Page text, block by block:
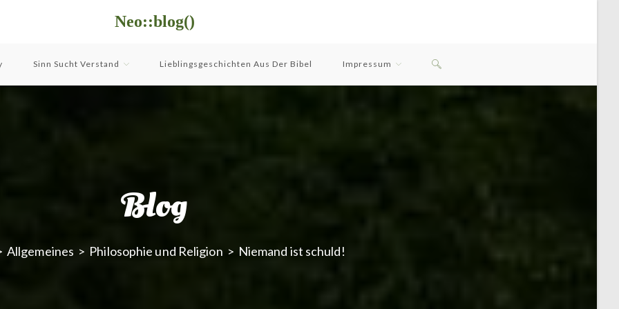
Neo::blog()
Sinn Sucht Verstand Lieblingsgeschichten Aus Der Bibel Impressum Website-
Blog
Allgemeines > Philosophie und Religion > Niemand ist schuld!